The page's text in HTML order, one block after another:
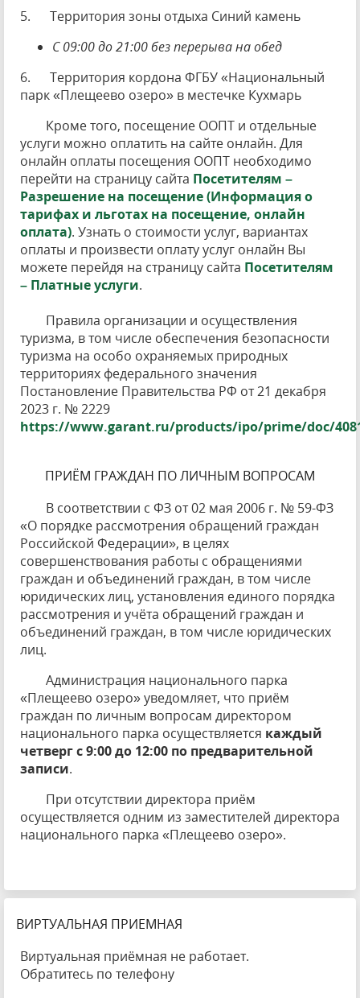
5. Территория зоны отдыха Синий камень
С 09:00 до 21:00 без перерыва на обед
6. Территория кордона ФГБУ «Национальный
парк «Плещеево озеро» в местечке Кухмарь
Кроме того, посещение ООПТ и отдельные
услуги можно оплатить на сайте онлайн. Для
онлайн оплаты посещения ООПТ необходимо
перейти на страницу сайта Посетителям –
Разрешение на посещение (Информация о
тарифах и льготах на посещение, онлайн
оплата). Узнать о стоимости услуг, вариантах
оплаты и произвести оплату услуг онлайн Вы
можете перейдя на страницу сайта Посетителям
– Платные услуги.
Правила организации и осуществления
туризма, в том числе обеспечения безопасности
туризма на особо охраняемых природных
территориях федерального значения
Постановление Правительства РФ от 21 декабря
2023 г. № 2229
https://www.garant.ru/products/ipo/prime/doc/
ПРИЁМ ГРАЖДАН ПО ЛИЧНЫМ ВОПРОСАМ
В соответствии с ФЗ от 02 мая 2006 г. № 59-ФЗ
«О порядке рассмотрения обращений граждан
Российской Федерации», в целях
совершенствования работы с обращениями
граждан и объединений граждан, в том числе
юридических лиц, установления единого порядка
рассмотрения и учёта обращений граждан и
объединений граждан, в том числе юридических
лиц.
Администрация национального парка
«Плещеево озеро» уведомляет, что приём
граждан по личным вопросам директором
национального парка осуществляется каждый
четвергс 9:00 до 12:00 по предварительной
записи.
При отсутствии директора приём
осуществляется одним из заместителей директора
национального парка «Плещеево озеро».
ВИРТУАЛЬНАЯ ПРИЕМНАЯ
Виртуальная приёмная не работает.
Обратитесь по телефону